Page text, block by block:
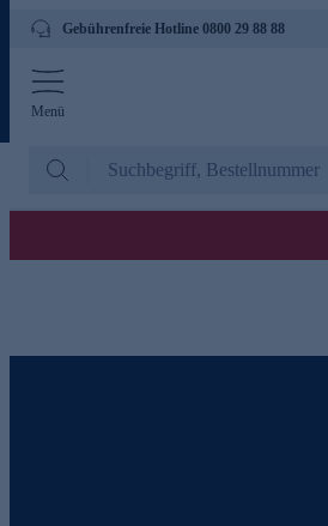
Gebührenfreie Hotline 0800 29 88 88
Menü